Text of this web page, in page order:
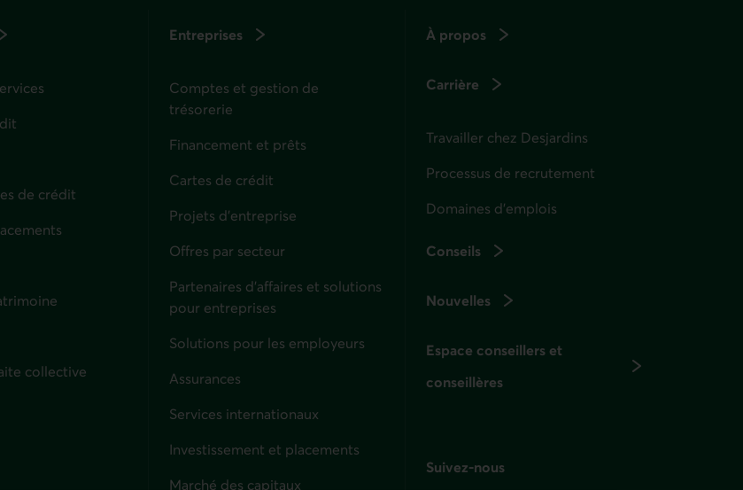
de crédit
collective
Entreprises
Comptes et gestion de
trésorerie
Financement et prêts
Cartes de crédit
Projets d'entreprise
Offres par secteur
Partenaires d’affaires et solutions
pour entreprises
Solutions pour les employeurs
Assurances
Services internationaux
Investissement et placements
Marché des capitaux
À propos
Carrière
Travailler chez Desjardins
Processus de recrutement
Domaines d’emplois
Conseils
Nouvelles
Espace conseillers et
conseillères
Suivez-nous